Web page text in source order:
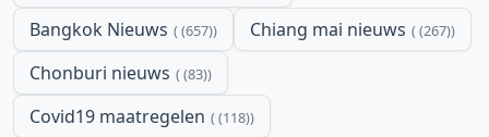
Bangkok Nieuws (657) Chiang mai nieuws (267)
Chonburi nieuws (83)
Covid19 maatregelen (118)